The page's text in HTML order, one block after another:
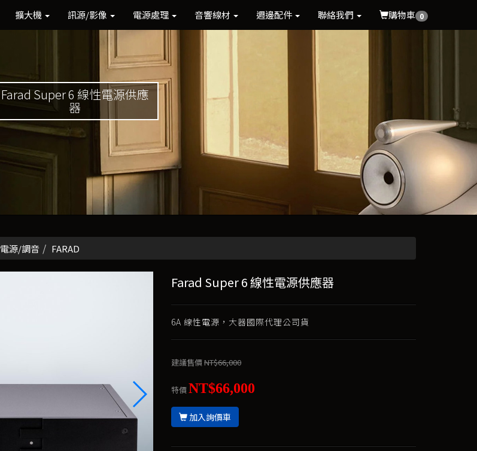
擴大機 訊源/影像 電源處理 音響線材 週邊配件 聯絡我們 購物車 0
Farad Super 6 線性電源供應
器
電源/調音 FARAD
Farad Super 6 線性電源供應器
6A 線性電源，大器國際代理公司貨
建議售價NT$66,000
特價NT$66,000
加入詢價車